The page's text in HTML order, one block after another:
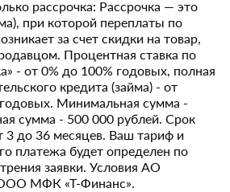
рассрочка: Рассрочка — это
при которой переплаты по
за счет скидки на товар,
Процентная ставка по
- от 0% до 100% годовых, полная
кредита (займа) - от
Минимальная сумма -
сумма - 500 000 рублей. Срок
3 до 36 месяцев. Ваш тариф и
платежа будет определен по
заявки. Условия АО
ООО МФК «Т-Финанс».